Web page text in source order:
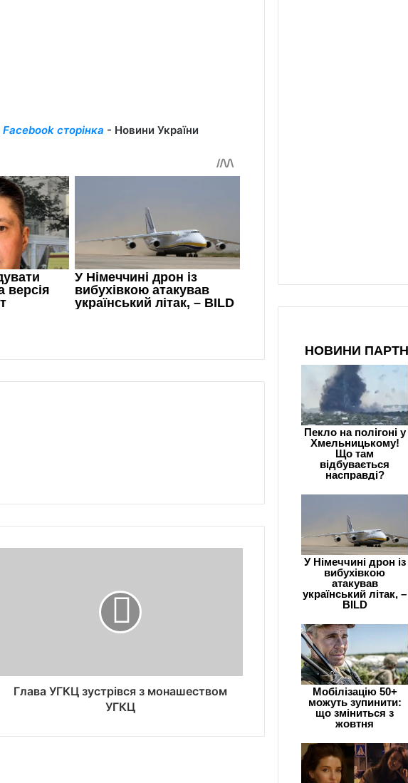
Facebook сторінка - Новини України
Глава УГКЦ зустрівся з монашеством
УГКЦ